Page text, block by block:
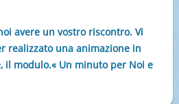
avere un vostro riscontro. Vi
realizzato una animazione in
il modulo.« Un minuto per Noi e